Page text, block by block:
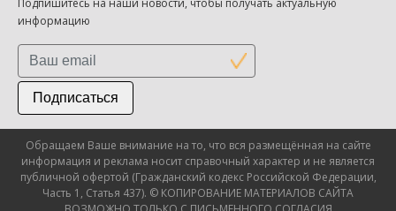
информацию
Подписаться
Обращаем Ваше внимание на то, что вся размещённая на сайте
информация и реклама носит справочный характер и не является
публичной офертой (Гражданский кодекс Российской Федерации,
Часть 1, Статья 437). © КОПИРОВАНИЕ МАТЕРИАЛОВ САЙТА